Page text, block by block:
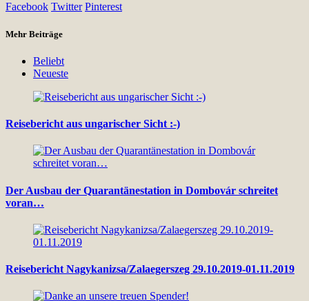
Facebook Twitter Pinterest
Mehr Beiträge
Beliebt
Neueste
Reisebericht aus ungarischer Sicht :-)
Der Ausbau der Quarantänestation in Dombovár schreitet
voran…
Reisebericht Nagykanizsa/Zalaegerszeg 29.10.2019-01.11.2019